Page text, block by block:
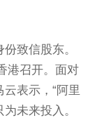
致信股东。
港召开。面对
表示，“阿里
未来投入。